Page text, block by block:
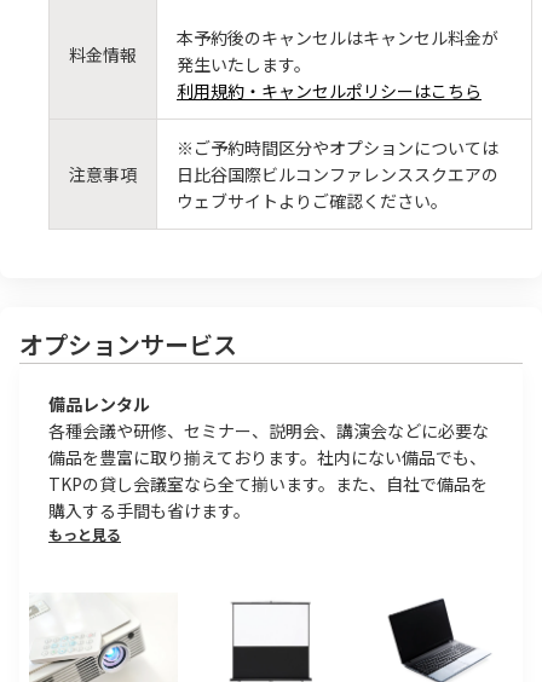
料金情報
本予約後のキャンセルはキャンセル料金が
発生いたします。
利用規約・キャンセルポリシーはこちら
注意事項
※ご予約時間区分やオプションについては
日比谷国際ビルコンファレンススクエアの
ウェブサイトよりご確認ください。
オプションサービス
備品レンタル
各種会議や研修、セミナー、説明会、講演会などに必要な
備品を豊富に取り揃えております。社内にない備品でも、
TKPの貸し会議室なら全て揃います。また、自社で備品を
購入する手間も省けます。
もっと見る